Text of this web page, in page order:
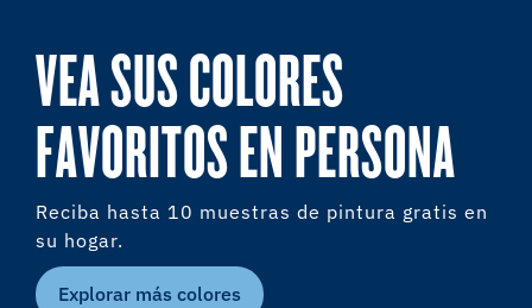
VEA SUS COLORES
FAVORITOS EN PERSONA
Reciba hasta 10 muestras de pintura gratis en
su hogar.
Explorar más colores